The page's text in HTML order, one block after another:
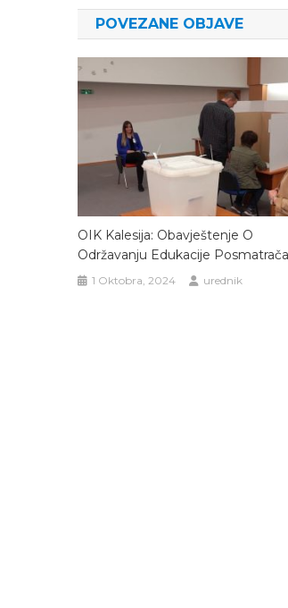
POVEZANE OBJAVE
OIK Kalesija: Obavještenje O
Održavanju Edukacije Posmatrača
1 Oktobra, 2024 urednik